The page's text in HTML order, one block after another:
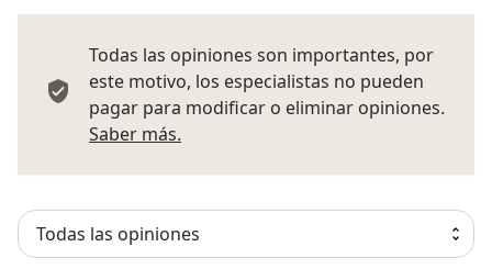
Todas las opiniones son importantes, por
este motivo, los especialistas no pueden
pagar para modificar o eliminar opiniones.
Saber más.